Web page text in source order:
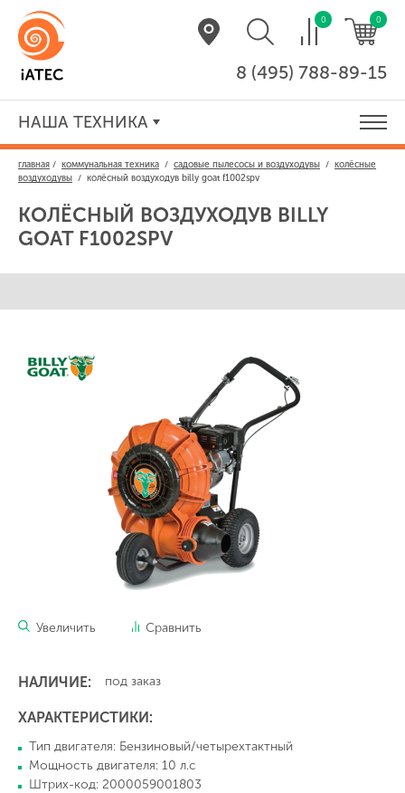
0 0
8 (495) 788-89-15
НАША ТЕХНИКА
главная / коммунальная техника / садовые пылесосы и воздуходувы / колёсные
воздуходувы / колёсный воздуходув billy goat f1002spv
КОЛЁСНЫЙ ВОЗДУХОДУВ BILLY
GOAT F1002SPV
Увеличить Сравнить
НАЛИЧИЕ: под заказ
ХАРАКТЕРИСТИКИ:
Тип двигателя: Бензиновый/четырехтактный
Мощность двигателя: 10 л.с
Штрих-код: 2000059001803